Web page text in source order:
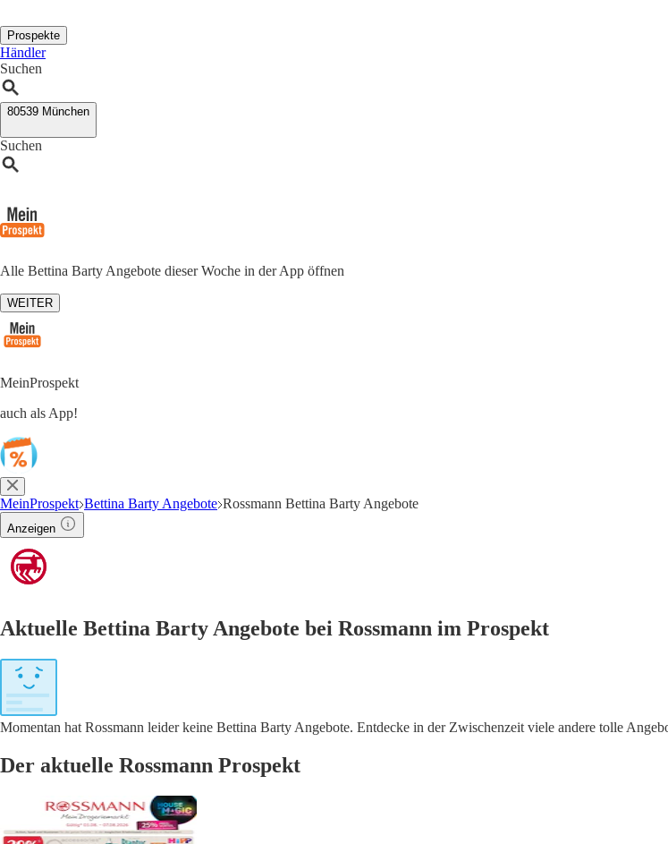
Prospekte
Händler
Suchen
80539 München
Suchen
Alle Bettina Barty Angebote dieser Woche in der App öffnen
WEITER
MeinProspekt
auch als App!
MeinProspekt Bettina Barty Angebote Rossmann Bettina Barty Angebote
Anzeigen
Aktuelle Bettina Barty Angebote bei Rossmann im Prospekt
Momentan hat Rossmann leider keine Bettina Barty Angebote. Entdecke in der Zwischenzeit viele andere tolle
Der aktuelle Rossmann Prospekt